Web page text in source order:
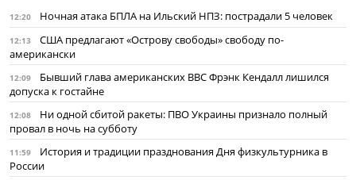
12:20 Ночная атака БПЛА на Ильский НПЗ: пострадали 5 человек
12:13
США предлагают «Острову свободы» свободу по-
американски
12:09
Бывший глава американских ВВС Фрэнк Кендалл лишился
допуска к гостайне
12:08
Ни одной сбитой ракеты: ПВО Украины признало полный
провал в ночь на субботу
11:59
История и традиции празднования Дня физкультурника в
России